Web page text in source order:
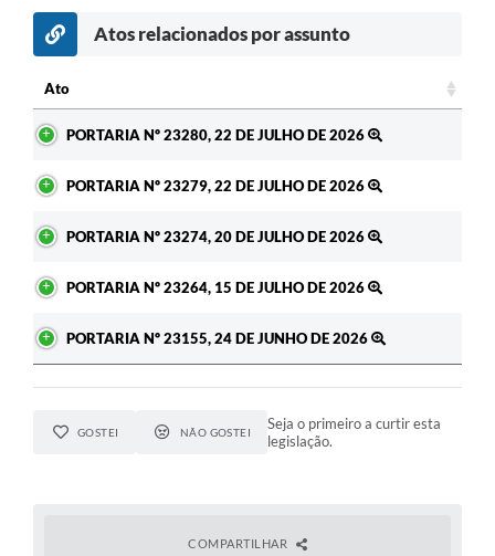
Atos relacionados por assunto
Ato
PORTARIA Nº 23280, 22 DE JULHO DE 2026
PORTARIA Nº 23279, 22 DE JULHO DE 2026
PORTARIA Nº 23274, 20 DE JULHO DE 2026
PORTARIA Nº 23264, 15 DE JULHO DE 2026
PORTARIA Nº 23155, 24 DE JUNHO DE 2026
GOSTEI NÃO GOSTEI
Seja o primeiro a curtir esta
legislação.
COMPARTILHAR